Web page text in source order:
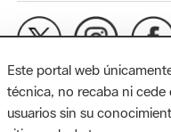
MAPA WEB AVISO LEGAL
Diputación de Barcelona.
Este portal web
técnica, no recaba ni
usuarios sin su